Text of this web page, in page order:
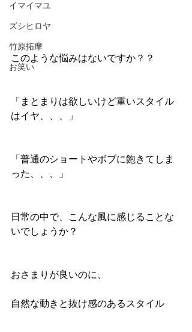
イマイマユ
ズシヒロヤ
竹原拓摩
お笑い
このような悩みはないですか？？
「まとまりは欲しいけど重いスタイル
はイヤ、、、」
「普通のショートやボブに飽きてしま
った、、、」
日常の中で、こんな風に感じることな
いでしょうか？
おさまりが良いのに、
自然な動きと抜け感のあるスタイル